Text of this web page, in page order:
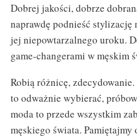
Dobrej jakości, dobrze
naprawdę podnieść
jej niepowtarzalnego uroku.
game-changerami w męskim
Robią różnicę,
to odważnie wybierać,
moda to przede wszystkim
męskiego świata.